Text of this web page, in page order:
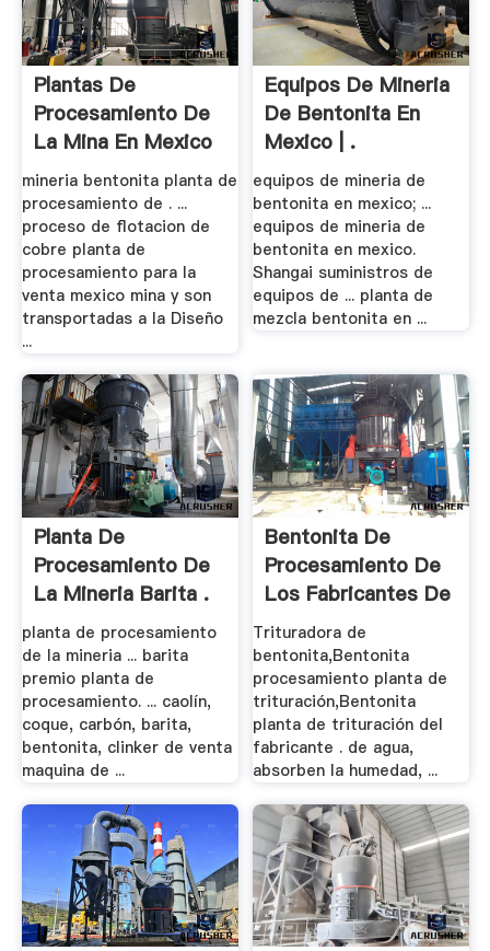
Plantas De
Procesamiento De
La Mina En Mexico
mineria bentonita planta de
procesamiento de . ...
proceso de flotacion de
cobre planta de
procesamiento para la
venta mexico mina y son
transportadas a la Diseño
...
Equipos De Mineria
De Bentonita En
Mexico | .
equipos de mineria de
bentonita en mexico; ...
equipos de mineria de
bentonita en mexico.
Shangai suministros de
equipos de ... planta de
mezcla bentonita en ...
Planta De
Procesamiento De
La Mineria Barita .
planta de procesamiento
de la mineria ... barita
premio planta de
procesamiento. ... caolín,
coque, carbón, barita,
bentonita, clinker de venta
maquina de ...
Bentonita De
Procesamiento De
Los Fabricantes De
.
Trituradora de
bentonita,Bentonita
procesamiento planta de
trituración,Bentonita
planta de trituración del
fabricante . de agua,
absorben la humedad, ...